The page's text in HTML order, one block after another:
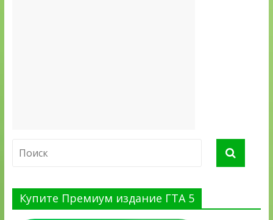
Купите Премиум издание ГТА 5